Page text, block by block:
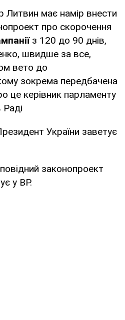
Литвин має намір внести
про скорочення
з 120 до 90 днів,
швидше за все,
вето до
зокрема передбачена
це керівник парламенту
Раді
України заветує
законопроект
у ВР.